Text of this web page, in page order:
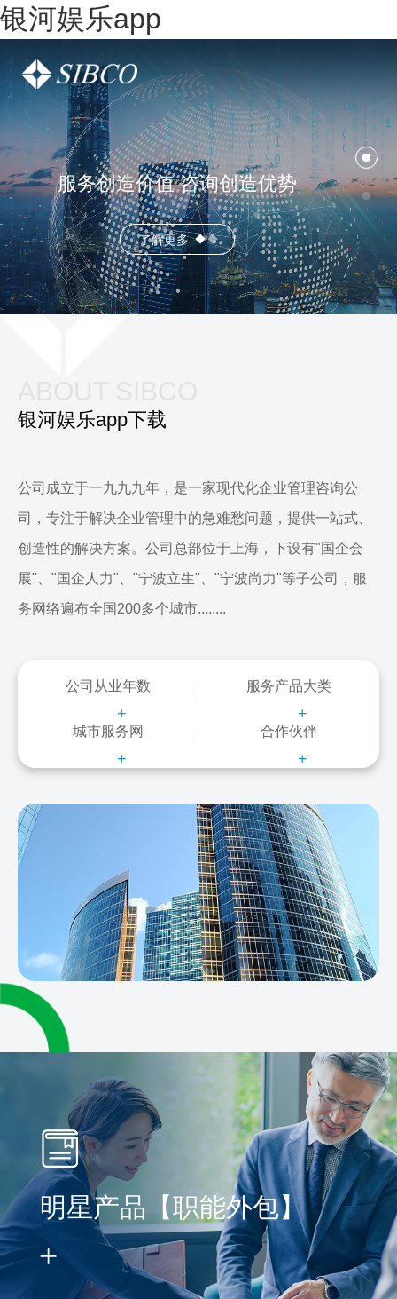
银河娱乐app
服务创造价值 咨询创造优势
了解更多
银河娱乐app下载
公司成立于一九九九年，是一家现代化企业管理咨询公
司，专注于解决企业管理中的急难愁问题，提供一站式、
创造性的解决方案。公司总部位于上海，下设有"国企会
展"、"国企人力"、"宁波立生"、"宁波尚力"等子公司，服
务网络遍布全国200多个城市........
公司从业年数
+
服务产品大类
+
城市服务网
+
合作伙伴
+
明星产品【职能外包】